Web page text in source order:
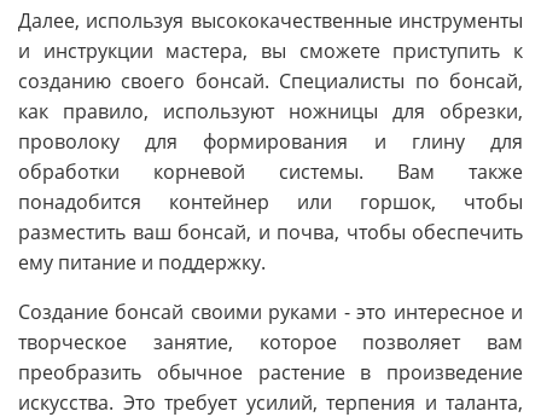
Далее, используя высококачественные инструменты
и инструкции мастера, вы сможете приступить к
созданию своего бонсай. Специалисты по бонсай,
как правило, используют ножницы для обрезки,
проволоку для формирования и глину для
обработки корневой системы. Вам также
понадобится контейнер или горшок, чтобы
разместить ваш бонсай, и почва, чтобы обеспечить
ему питание и поддержку.
Создание бонсай своими руками - это интересное и
творческое занятие, которое позволяет вам
преобразить обычное растение в произведение
искусства. Это требует усилий, терпения и таланта,